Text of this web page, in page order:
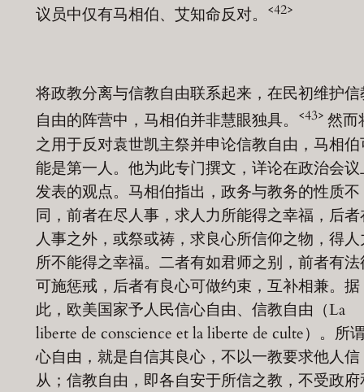
议员中仅有马相伯、艾知命反对。
<42>
将政教分离与信教自由联系起来，在民初维护信
自由的阵营中，马相伯并非慧眼独具。
<43> 然而
之用于反对袁世凯主祭并申论信教自由，马相伯
能是第一人。他为此专门撰文，详论在政治会议
发表的观点。马相伯指出，政务与教务的性质不
同，前者在尽人事，求人力所能得之幸福，后者
人事之外，或祭或祷，求良心所信仰之物，得人
所不能得之幸福。二者有如君师之别，前者有法
可施惩戒，后者有良心可做约束，互补相兼。据
此，欧美国家予人民信心自由、信教自由（La
liberte de conscience et la liberte de culte）。所
心自由，就是自信其良心，不以一教要求他人信
从；信教自由，即各自安于所信之教，不受政府